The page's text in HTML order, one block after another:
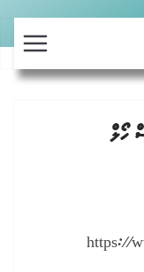
ހޯލް
https://